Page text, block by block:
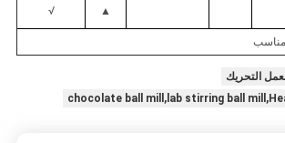
▲
√
التحريك
chocolate ball mill,lab stirring ball